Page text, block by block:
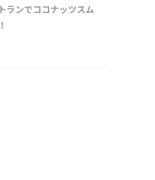
ランでココナッツスム